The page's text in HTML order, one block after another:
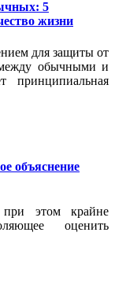
5
жизни
для защиты от
обычными и
принципиальная
объяснение
этом крайне
оценить